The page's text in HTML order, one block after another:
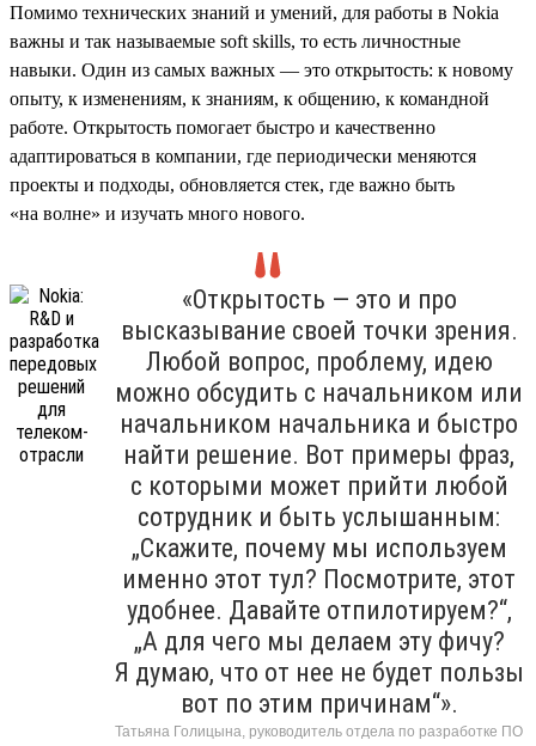
Помимо технических знаний и умений, для работы в Nokia
важны и так называемые soft skills, то есть личностные
навыки. Один из самых важных — это открытость: к новому
опыту, к изменениям, к знаниям, к общению, к командной
работе. Открытость помогает быстро и качественно
адаптироваться в компании, где периодически меняются
проекты и подходы, обновляется стек, где важно быть
«на волне» и изучать много нового.
«Открытость — это и про
высказывание своей точки зрения.
Любой вопрос, проблему, идею
можно обсудить с начальником или
начальником начальника и быстро
найти решение. Вот примеры фраз,
с которыми может прийти любой
сотрудник и быть услышанным:
„Скажите, почему мы используем
именно этот тул? Посмотрите, этот
удобнее. Давайте отпилотируем?“,
„А для чего мы делаем эту фичу?
Я думаю, что от нее не будет пользы
вот по этим причинам“».
Татьяна Голицына, руководитель отдела по разработке ПО